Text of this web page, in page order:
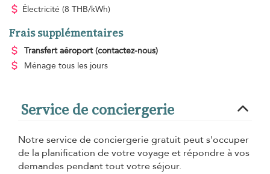
Électricité (8 THB/kWh)
Frais supplémentaires
Transfert aéroport (contactez-nous)
Ménage tous les jours
Service de conciergerie
Notre service de conciergerie gratuit peut s'occuper
de la planification de votre voyage et répondre à vos
demandes pendant tout votre séjour.